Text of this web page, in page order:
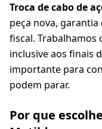
Troca de cabo de
peça nova,
fiscal. Trabalhamos
inclusive aos finais
importante para
podem parar.
Por que